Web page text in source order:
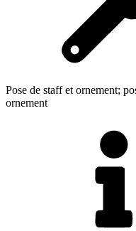
Pose de staff et ornement;
ornement